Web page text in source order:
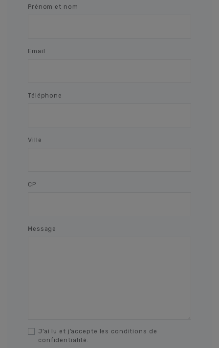
Prénom et nom
Email
Téléphone
Ville
CP
Message
J’ai lu et j’accepte les conditions de
confidentialité.